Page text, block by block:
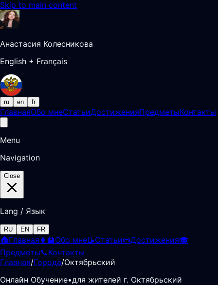
Skip to main content
Анастасия Колесникова
English + Français
ru en fr
ГлавнаяОбо мнеСтатьиДостиженияПредметыКонтакты
Menu
Navigation
Close
Lang / Язык
RU EN FR
🏠Главная 👩‍🏫Обо мне📝Статьи📜Достижения🎓
Предметы📞Контакты
Главная/Города/Октябрьский
Онлайн Обучение•для жителей г. Октябрьский